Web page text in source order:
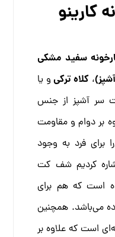
کارینو
سفید مشکی
، کلاه ترکیو یا
سر آشپز از جنس
بر دوام و مقاومت
برای فرد به وجود
کردیم شف کت
است که هم برای
می‌باشد. همچنین
است که علاوه بر